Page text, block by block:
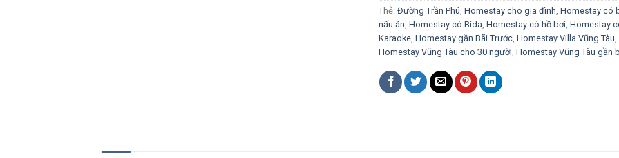
Thẻ: Đường Trần Phú Homestay cho gia đình Homestay có
nấu ăn Homestay có Bida Homestay có hồ bơi Homestay
Karaoke, Homestay gần Bãi Trước, Homestay Villa Vũng Tàu
Homestay Vũng Tàu cho 30 người Homestay Vũng Tàu gần